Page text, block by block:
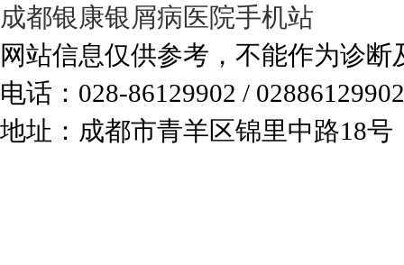
成都银康银屑病医院手机站
网站信息仅供参考，不能作为诊
电话：028-86129902 /
地址：成都市青羊区锦里中路18